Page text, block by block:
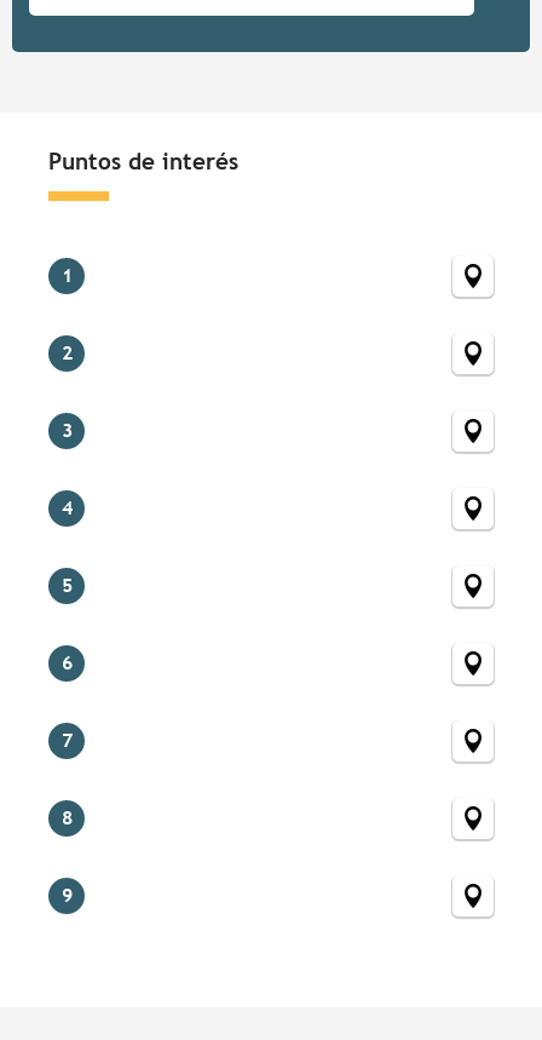
Puntos de interés
1
2
3
4
5
6
7
8
9